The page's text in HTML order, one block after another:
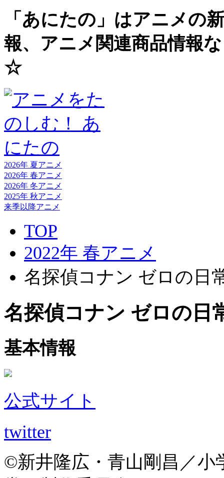
「あにたの」はアニメの
報、アニメ関連商品情報
☆
2026年 夏アニメ
2026年 春アニメ
2026年 冬アニメ
2025年 秋アニメ
来季以降アニメ
TOP
2022年 春アニメ
名探偵コナン ゼロの日
名探偵コナン ゼロの日
基本情報
公式サイト
twitter
©新井隆広・青山剛昌／小